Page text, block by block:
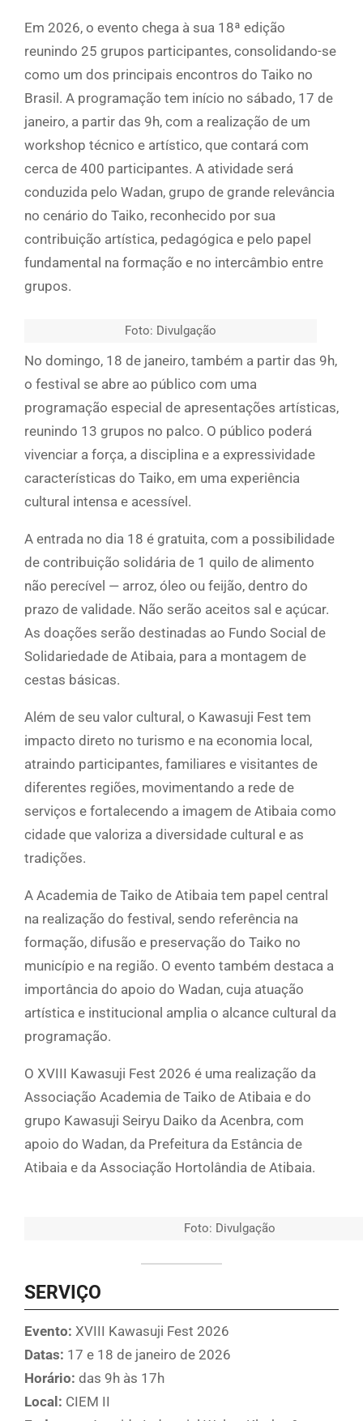
Em 2026, o evento chega à sua 18ª edição
reunindo 25 grupos participantes, consolidando-se
como um dos principais encontros do Taiko no
Brasil. A programação tem início no sábado, 17 de
janeiro, a partir das 9h, com a realização de um
workshop técnico e artístico, que contará com
cerca de 400 participantes. A atividade será
conduzida pelo Wadan, grupo de grande relevância
no cenário do Taiko, reconhecido por sua
contribuição artística, pedagógica e pelo papel
fundamental na formação e no intercâmbio entre
grupos.
Foto: Divulgação
No domingo, 18 de janeiro, também a partir das 9h,
o festival se abre ao público com uma
programação especial de apresentações artísticas,
reunindo 13 grupos no palco. O público poderá
vivenciar a força, a disciplina e a expressividade
características do Taiko, em uma experiência
cultural intensa e acessível.
A entrada no dia 18 é gratuita, com a possibilidade
de contribuição solidária de 1 quilo de alimento
não perecível — arroz, óleo ou feijão, dentro do
prazo de validade. Não serão aceitos sal e açúcar.
As doações serão destinadas ao Fundo Social de
Solidariedade de Atibaia, para a montagem de
cestas básicas.
Além de seu valor cultural, o Kawasuji Fest tem
impacto direto no turismo e na economia local,
atraindo participantes, familiares e visitantes de
diferentes regiões, movimentando a rede de
serviços e fortalecendo a imagem de Atibaia como
cidade que valoriza a diversidade cultural e as
tradições.
A Academia de Taiko de Atibaia tem papel central
na realização do festival, sendo referência na
formação, difusão e preservação do Taiko no
município e na região. O evento também destaca a
importância do apoio do Wadan, cuja atuação
artística e institucional amplia o alcance cultural da
programação.
O XVIII Kawasuji Fest 2026 é uma realização da
Associação Academia de Taiko de Atibaia e do
grupo Kawasuji Seiryu Daiko da Acenbra, com
apoio do Wadan, da Prefeitura da Estância de
Atibaia e da Associação Hortolândia de Atibaia.
Foto: Divulgação
SERVIÇO
Evento: XVIII Kawasuji Fest 2026
Datas: 17 e 18 de janeiro de 2026
Horário: das 9h às 17h
Local: CIEM II